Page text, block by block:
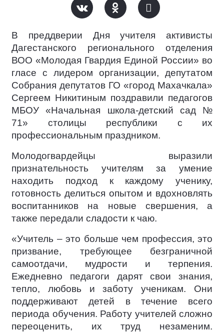
В преддверии Дня учителя активисты
Дагестанского регионального отделения
ВОО «Молодая Гвардия Единой России» во
гласе с лидером организации, депутатом
Собрания депутатов ГО «город Махачкала»
Сергеем Никитиным поздравили педагогов
МБОУ «Начальная школа-детский сад №
71» столицы республики с их
профессиональным праздником.
Молодогвардейцы выразили
признательность учителям за умение
находить подход к каждому ученику,
готовность делиться опытом и вдохновлять
воспитанников на новые свершения, а
также передали сладости к чаю.
«Учитель – это больше чем профессия, это
призвание, требующее безграничной
самоотдачи, мудрости и терпения.
Ежедневно педагоги дарят свои знания,
тепло, любовь и заботу ученикам. Они
поддерживают детей в течение всего
периода обучения. Работу учителей сложно
переоценить, их труд незаменим.